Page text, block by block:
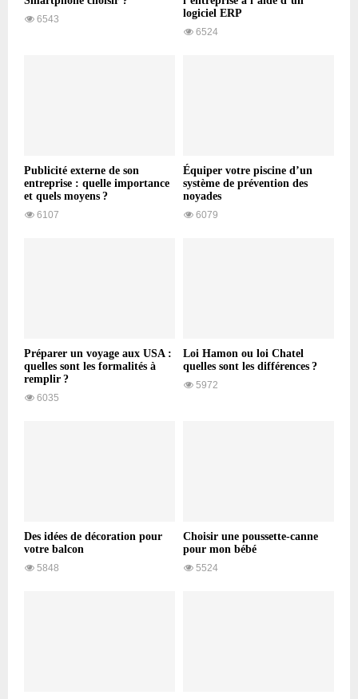
6543
logiciel ERP
6524
Publicité externe de son
entreprise : quelle importance
et quels moyens ?
6107
Équiper votre piscine d’un
système de prévention des
noyades
6079
Préparer un voyage aux USA :
quelles sont les formalités à
remplir ?
6035
Loi Hamon ou loi Chatel
quelles sont les différences ?
5972
Des idées de décoration pour
votre balcon
5848
Choisir une poussette-canne
pour mon bébé
5524